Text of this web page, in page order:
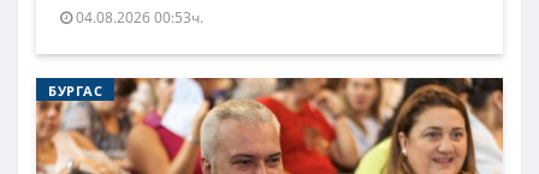
04.08.2026 00:53ч.
БУРГАС